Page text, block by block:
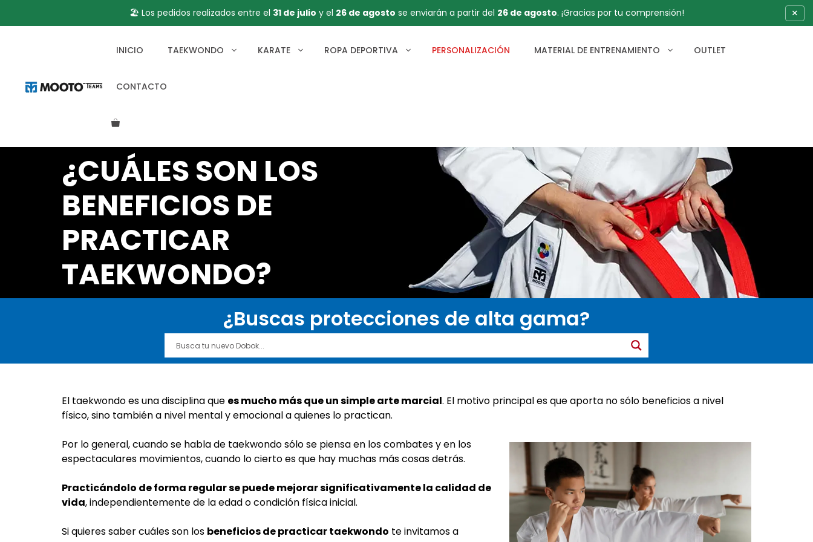
🏖️ Los pedidos realizados entre el 31 de julio y el 26 de agosto se enviarán a partir del 26 de agosto. ¡Gracias por tu comprensión! ×
INICIO TAEKWONDO KARATE ROPA DEPORTIVA PERSONALIZACIÓN MATERIAL DE ENTRENAMIENTO OUTLET
CONTACTO
¿CUÁLES SON LOS
BENEFICIOS DE
PRACTICAR
TAEKWONDO?
¿Buscas protecciones de alta gama?
El taekwondo es una disciplina que es mucho más que un simple arte marcial. El motivo principal es que aporta no sólo beneficios a nivel
físico, sino también a nivel mental y emocional a quienes lo practican.
Por lo general, cuando se habla de taekwondo sólo se piensa en los combates y en los
espectaculares movimientos, cuando lo cierto es que hay muchas más cosas detrás.
Practicándolo de forma regular se puede mejorar significativamente la calidad de
vida, independientemente de la edad o condición física inicial.
Si quieres saber cuáles son los beneficios de practicar taekwondo te invitamos a